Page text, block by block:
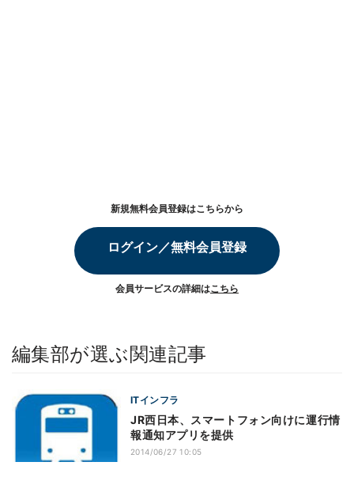
新規無料会員登録はこちらから
ログイン／無料会員登録
会員サービスの詳細はこちら
編集部が選ぶ関連記事
ITインフラ
JR西日本、スマートフォン向けに運行情
報通知アプリを提供
2014/06/27 10:05